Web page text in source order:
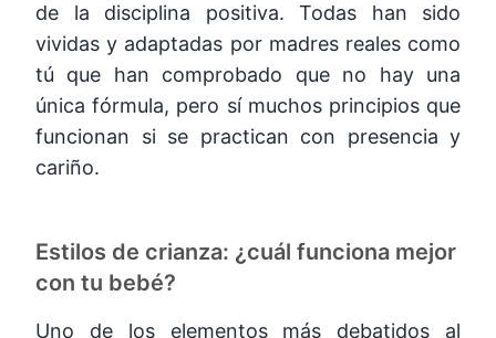
de la disciplina positiva. Todas han sido
vividas y adaptadas por madres reales como
tú que han comprobado que no hay una
única fórmula, pero sí muchos principios que
funcionan si se practican con presencia y
cariño.
Estilos de crianza: ¿cuál funciona mejor
con tu bebé?
Uno de los elementos más debatidos al